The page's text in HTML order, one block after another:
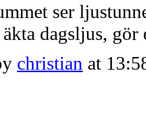
ser
dagsljus,
christian at